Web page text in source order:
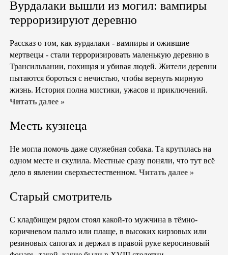
Вурдалаки вышли из могил: вампиры
терроризируют деревню
Рассказ о том, как вурдалаки - вампиры и ожившие
мертвецы - стали терроризировать маленькую деревню в
Трансильвании, похищая и убивая людей. Жители деревни
пытаются бороться с нечистью, чтобы вернуть мирную
жизнь. История полна мистики, ужасов и приключений.
Читать далее »
Месть кузнеца
Не могла помочь даже служебная собака. Та крутилась на
одном месте и скулила. Местные сразу поняли, что тут всё
дело в явлении сверхъестественном. Читать далее »
Старый смотритель
С кладбищем рядом стоял какой-то мужчина в тёмно-
коричневом пальто или плаще, в высоких кирзовых или
резиновых сапогах и держал в правой руке керосиновый